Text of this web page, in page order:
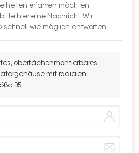
erfahren möchten,
hier eine Nachricht. Wir
schnell wie möglich antworten.
oberflächenmontierbares
mit radialen
05